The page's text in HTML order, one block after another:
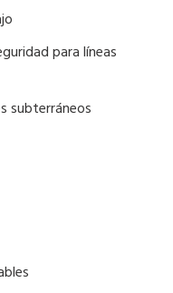
para líneas
subterráneos